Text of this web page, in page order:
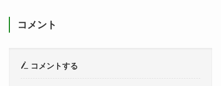
コメント
コメントする